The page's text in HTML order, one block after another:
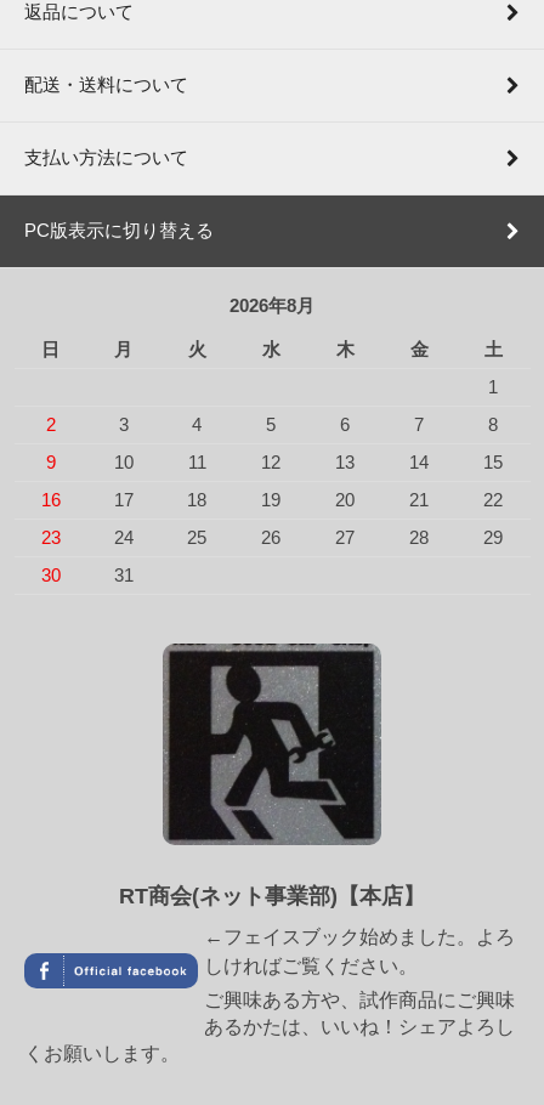
返品について
配送・送料について
支払い方法について
PC版表示に切り替える
2026年8月
日 月 火 水 木 金
土
1
2
3 4 5 6 7
8
9
10 11 12 13 14
15
16
17 18 19 20 21
22
23
24 25 26 27 28
29
30
31
RT商会(ネット事業部)【本店】
←フェイスブック始めました。よろ
しければご覧ください。
ご興味ある方や、試作商品にご興味
あるかたは、いいね！シェアよろし
くお願いします。